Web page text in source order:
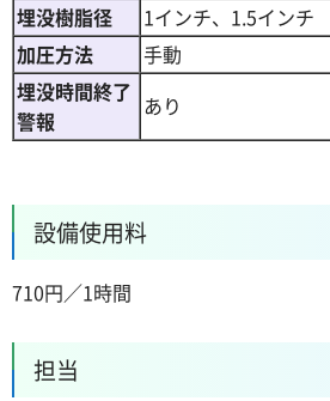
埋没樹脂径
1インチ、1.5インチ
加圧方法
手動
埋没時間終了
警報
あり
設備使用料
710円／1時間
担当